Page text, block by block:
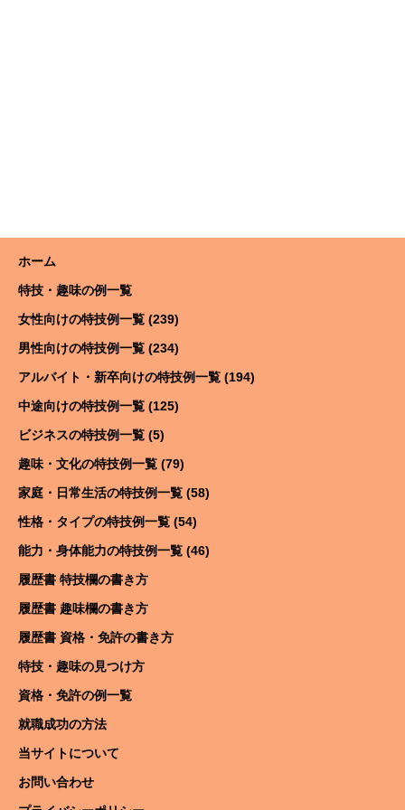
ホーム
特技・趣味の例一覧
女性向けの特技例一覧 (239)
男性向けの特技例一覧 (234)
アルバイト・新卒向けの特技例一覧 (194)
中途向けの特技例一覧 (125)
ビジネスの特技例一覧 (5)
趣味・文化の特技例一覧 (79)
家庭・日常生活の特技例一覧 (58)
性格・タイプの特技例一覧 (54)
能力・身体能力の特技例一覧 (46)
履歴書 特技欄の書き方
履歴書 趣味欄の書き方
履歴書 資格・免許の書き方
特技・趣味の見つけ方
資格・免許の例一覧
就職成功の方法
当サイトについて
お問い合わせ